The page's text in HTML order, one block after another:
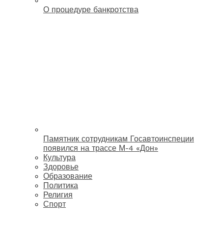
О процедуре банкротства
Памятник сотрудникам Госавтоинспеции
появился на трассе М-4 «Дон»
Культура
Здоровье
Образование
Политика
Религия
Спорт